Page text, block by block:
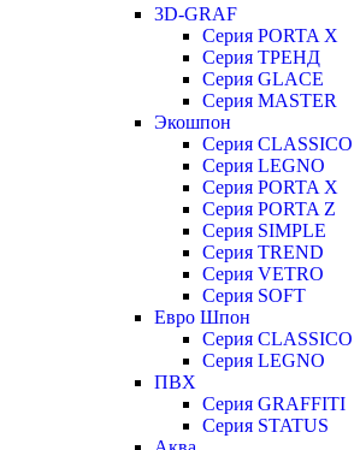
3D-GRAF
Серия PORTA X
Серия ТРЕНД
Серия GLACE
Серия MASTER
Экошпон
Серия CLASSICO
Серия LEGNO
Серия PORTA X
Серия PORTA Z
Серия SIMPLE
Серия TREND
Серия VETRO
Серия SOFT
Евро Шпон
Серия CLASSICO
Серия LEGNO
ПВХ
Серия GRAFFITI
Серия STATUS